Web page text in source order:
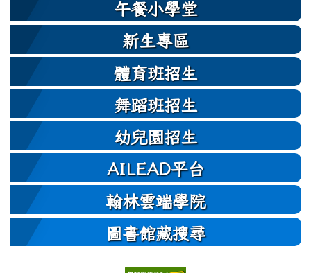
午餐小學堂
新生專區
體育班招生
舞蹈班招生
幼兒園招生
AILEAD平台
翰林雲端學院
圖書館藏搜尋